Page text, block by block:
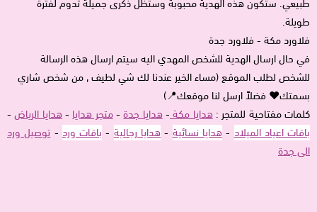
طبيعي. ستكون هذه الهدية محبوبة وستظل ذكرى جميلة تدوم لفترة
طويلة.
فلاورد مكة - فلاورد جدة
في حال ارسال الهدية للشخص المهدي اليه سيتم ارسال هذه الرسالة
للشخص لطلب الموقع (مساء الخير عندنا لك شي لطيف , من شخص شاري
بسمتك♥ فضلاً ارسل لنا موقعك📍)
كلمات مفتاحية للمتجر :هدايا مكة -هدايا جدة-متجر هدايا -هدايا الرياض-
باقات اعياد الميلاد -هدايا نسائية - هدايا رجالية - باقات ورد - توصيل ورد
الى جدة